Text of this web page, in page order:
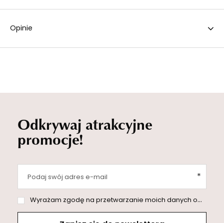
Opinie
Odkrywaj atrakcyjne
promocje!
Podaj swój adres e-mail
Wyrażam zgodę na przetwarzanie moich danych osobowych (adres e-mail) na potrzeby wysyłki newslettera z informacją handlową (marketing). Więcej w